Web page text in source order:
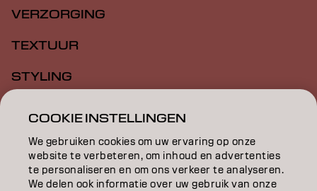
VERZORGING
TEXTUUR
STYLING
EDUCATION
OVER
COOKIE INSTELLINGEN
We gebruiken cookies om uw ervaring op onze
website te verbeteren, om inhoud en advertenties
te personaliseren en om ons verkeer te analyseren.
We delen ook informatie over uw gebruik van onze